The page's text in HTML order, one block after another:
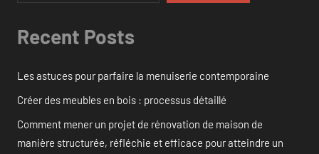
Recent Posts
Les astuces pour parfaire la menuiserie contemporaine
Créer des meubles en bois : processus détaillé
Comment mener un projet de rénovation de maison de
manière structurée, réfléchie et efficace pour atteindre un